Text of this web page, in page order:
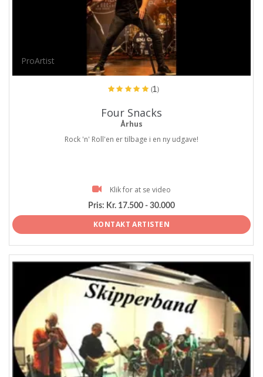
ProArtist
(1)
Four Snacks
Århus
Rock 'n' Roll'en er tilbage i en ny udgave!
Klik for at se video
Pris: Kr. 17.500 - 30.000
KONTAKT ARTISTEN